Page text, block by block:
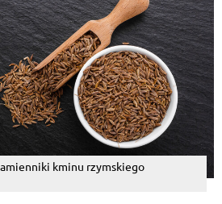
kminu rzymskiego